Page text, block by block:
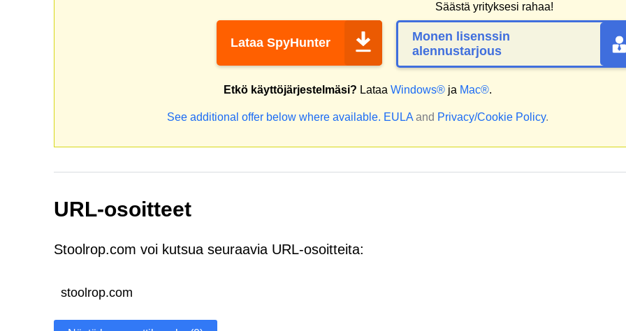
Lataa SpyHunter
Säästä yrityksesi rahaa!
Monen lisenssin
alennustarjous
Etkö käyttöjärjestelmäsi? Lataa Windows® ja Mac®.
See additional offer below where available. EULA and Privacy/Cookie Policy.
URL-osoitteet
Stoolrop.com voi kutsua seuraavia URL-osoitteita:
stoolrop.com